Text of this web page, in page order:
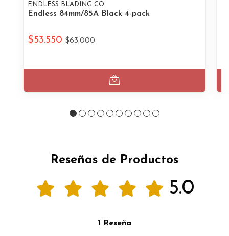
ENDLESS BLADING CO.
Endless 84mm/85A Black 4-pack
$53.550 $63.000
Reseñas de Productos
5.0
1 Reseña